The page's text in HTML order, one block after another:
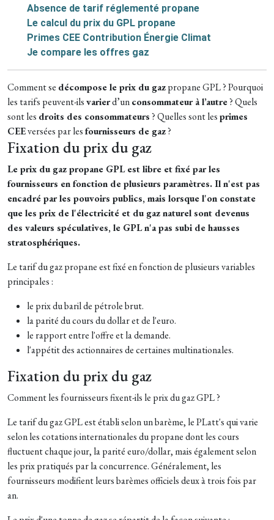
Absence de tarif réglementé propane
Le calcul du prix du GPL propane
Primes CEE Contribution Énergie Climat
Je compare les offres gaz
Comment se décompose le prix du gazpropane GPL ? Pourquoi
les tarifs peuvent-ilsvarierd’unconsommateur à l’autre? Quels
sont les droits des consommateurs? Quelles sont lesprimes
CEEversées par lesfournisseurs de gaz?
Fixation du prix du gaz
Le prix du gaz propane GPL est libre et fixé par les
fournisseurs en fonction de plusieurs paramètres. Il n'est pas
encadré par les pouvoirs publics, mais lorsque l'on constate
que les prix de l'électricité et du gaz naturel sont devenus
des valeurs spéculatives, le GPL n'a pas subi de hausses
stratosphériques.
Le tarif du gaz propane est fixé en fonction de plusieurs variables
principales :
le prix du baril de pétrole brut.
la parité du cours du dollar et de l'euro.
le rapport entre l'offre et la demande.
l'appétit des actionnaires de certaines multinationales.
Fixation du prix du gaz
Comment les fournisseurs fixent-ils le prix du gaz GPL ?
Le tarif du gaz GPL est établi selon un barème, le PLatt's qui varie
selon les cotations internationales du propane dont les cours
fluctuent chaque jour, la parité euro/dollar, mais également selon
les prix pratiqués par la concurrence. Généralement, les
fournisseurs modifient leurs barèmes officiels deux à trois fois par
an.